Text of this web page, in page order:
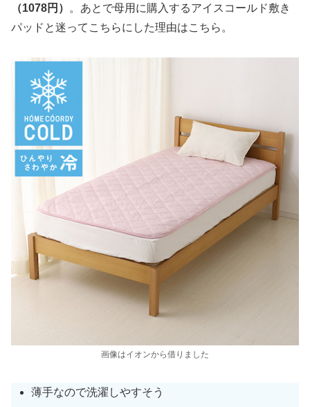
（1078円）
。あとで母用に購入するアイスコールド敷き
パッドと迷ってこちらにした理由はこちら。
画像はイオンから借りました
薄手なので洗濯しやすそう